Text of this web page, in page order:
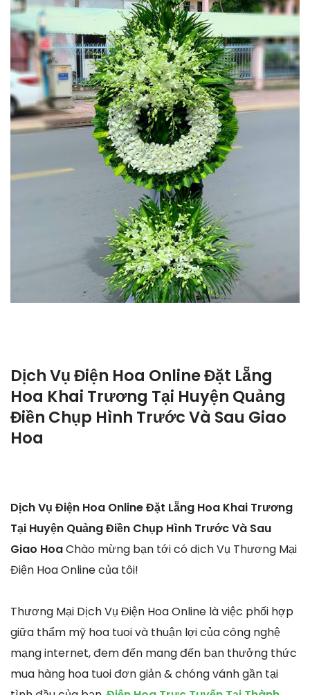
Dịch Vụ Điện Hoa Online Đặt Lẵng
Hoa Khai Trương Tại Huyện Quảng
Điền Chụp Hình Trước Và Sau Giao
Hoa
Dịch Vụ Điện Hoa Online Đặt Lẵng Hoa Khai Trương
Tại Huyện Quảng Điền Chụp Hình Trước Và Sau
Giao HoaChào mừng bạn tới có dịch Vụ Thương Mại
Điện Hoa Online của tôi!
Thương Mại Dịch Vụ Điện Hoa Online là việc phối hợp
giữa thẩm mỹ hoa tuoi và thuận lợi của công nghệ
mạng internet, đem đến mang đến bạn thưởng thức
mua hàng hoa tuoi đơn giản & chóng vánh gần tại